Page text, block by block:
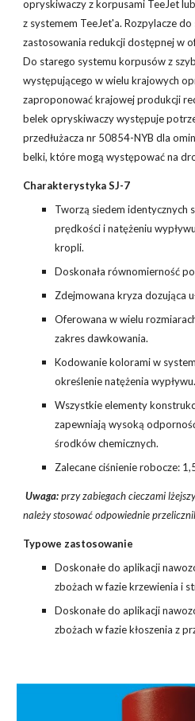
opryskiwaczy z korpusami TeeJet
z systemem TeeJet'a. Rozpylacze
zastosowania redukcji dostępnej w
Do starego systemu korpusów z
występującego w wielu krajowych
zaproponować krajowej produkcji
belek opryskiwaczy występuje
przedłużacza nr 50854-NYB dla
belki, które mogą występować na
Charakterystyka SJ-7
Tworzą siedem identycznych
prędkości i natężeniu
kropli.
Doskonała równomierność
Zdejmowana kryza dozująca
Oferowana w wielu
zakres dawkowania.
Kodowanie kolorami w
określenie natężenia wypływu.
Wszystkie elementy
zapewniają wysoką
środków chemicznych.
Zalecane ciśnienie robocze:
Uwaga:przy zabiegach cieczami
należy stosować odpowiednie
Typowe zastosowanie
Doskonałe do aplikacji
zbożach w fazie krzewienia i
Doskonałe do aplikacji
zbożach w fazie kłoszenia z